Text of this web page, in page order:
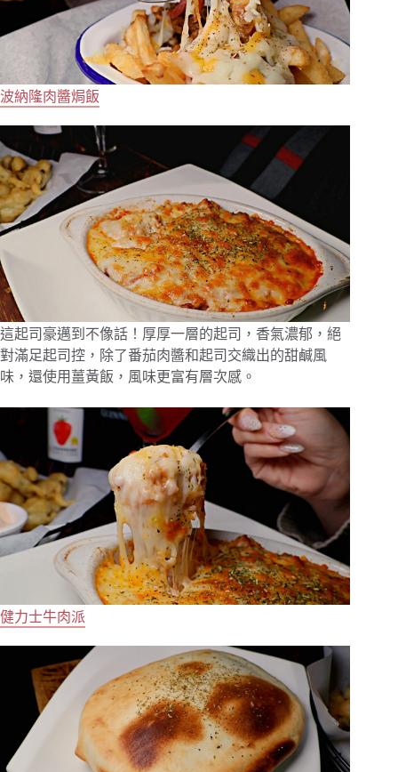
波納隆肉醬焗飯
這起司豪邁到不像話！厚厚一層的起司，香氣濃郁，絕
對滿足起司控，除了番茄肉醬和起司交織出的甜鹹風
味，還使用薑黃飯，風味更富有層次感。
健力士牛肉派